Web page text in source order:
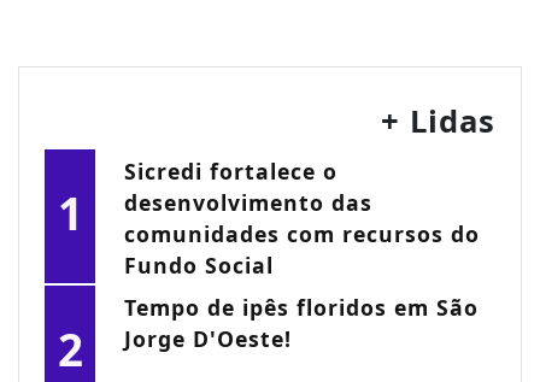
+ Lidas
1
Sicredi fortalece o
desenvolvimento das
comunidades com recursos do
Fundo Social
2
Tempo de ipês floridos em São
Jorge D'Oeste!